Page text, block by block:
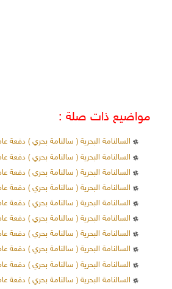
مواضيع ذات صلة :
السالنامة البحرية ( سالنامة بحري ) دفعة عام 1310هجري/ 1892م
السالنامة البحرية ( سالنامة بحري ) دفعة عام 1307هجري/ 1890م
السالنامة البحرية ( سالنامة بحري ) دفعة عام 1308هجري - 1891م
السالنامة البحرية ( سالنامة بحري ) دفعة عام 1311هجري - 1893م
السالنامة البحرية ( سالنامة بحري ) دفعة عام 1313هجري - 1895م
السالنامة البحرية ( سالنامة بحري ) دفعة عام 1314هجري - 1896م
السالنامة البحرية ( سالنامة بحري ) دفعة عام 1315هجري - 1897م
السالنامة البحرية ( سالنامة بحري ) دفعة عام 1316هجري - 1898م
السالنامة البحرية ( سالنامة بحري ) دفعة عام 1317هجري - 1899م
السالنامة البحرية ( سالنامة بحري ) دفعة عام 1318هجري - 1900م